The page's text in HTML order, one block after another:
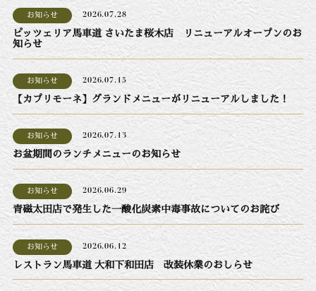
お知らせ 2026.07.28
ピッツェリア馬車道 さいたま桜木店 リニューアルオープンのお
知らせ
お知らせ 2026.07.15
【カプリモーネ】グランドメニューがリニューアルしました！
お知らせ 2026.07.13
お盆期間のランチメニューのお知らせ
お知らせ 2026.06.29
青磁太田店で発生した一酸化炭素中毒事故についてのお詫び
お知らせ 2026.06.12
レストラン馬車道 大和下和田店 改装休業のおしらせ